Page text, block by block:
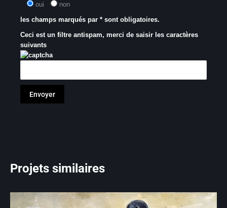
oui
non
les champs marqués par * sont obligatoires.
Ceci est un filtre antispam, merci de saisir les caractères
suivants
Projets similaires